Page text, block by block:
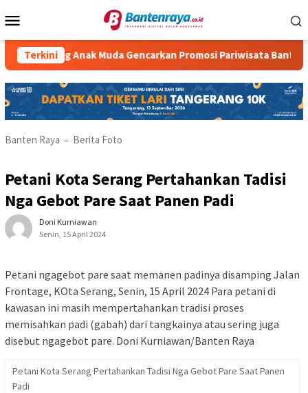
ke
Mobile
Terkini
Anak Muda Gencarkan Promosi Pariwisata Banten
Banten Raya – Berita Foto
Petani Kota Serang Pertahankan Tadisi
Nga Gebot Pare Saat Panen Padi
Doni Kurniawan
Senin, 15 April 2024
Petani ngagebot pare saat memanen padinya disamping Jalan
Frontage, KOta Serang, Senin, 15 April 2024 Para petani di
kawasan ini masih mempertahankan tradisi proses
memisahkan padi (gabah) dari tangkainya atau sering juga
disebut ngagebot pare. Doni Kurniawan/Banten Raya
Petani Kota Serang Pertahankan Tadisi Nga Gebot Pare Saat Panen
Padi